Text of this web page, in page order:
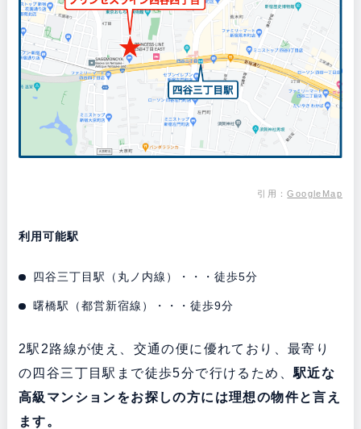
引用：GoogleMap
利用可能駅
四谷三丁目駅（丸ノ内線）・・・徒歩5分
曙橋駅（都営新宿線）・・・徒歩9分
2駅2路線が使え、交通の便に優れており、最寄り
の四谷三丁目駅まで徒歩5分で行けるため、駅近な
高級マンションをお探しの方には理想の物件と言え
ます。